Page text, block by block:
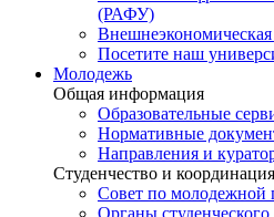
(РАФУ)
Внешнеэкономическая
Посетите наш
Молодежь
Общая информация
Образовательные
Нормативные
Направления и
Студенчество и координация
Совет по
Органы